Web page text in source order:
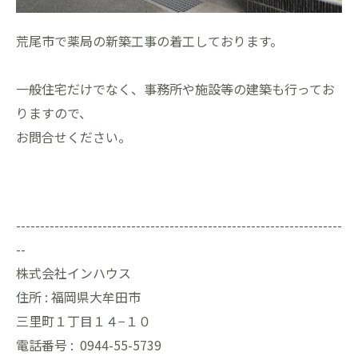
荒尾市で薬局の新築工事の着工しております。
一般住宅だけでなく、事務所や施設等の建築も行ってお
りますので、
お問合せください。
--------------------------------------------------------------------
--
株式会社インハウス
住所 : 福岡県大牟田市
三里町１丁目１４−１０
電話番号 : 0944-55-5739